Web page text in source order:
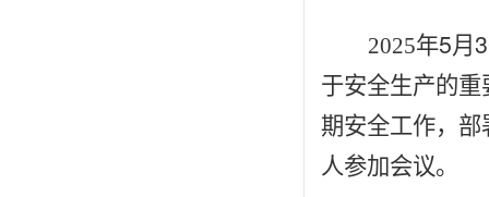
2025年5月
于安全生产的
期安全工作，
人参加会议。